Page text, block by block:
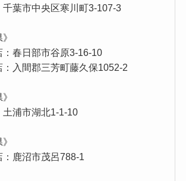
千葉市中央区寒川町3-107-3
：春日部市谷原3-16-10
：入間郡三芳町藤久保1052-2
土浦市湖北1-1-10
：鹿沼市茂呂788-1